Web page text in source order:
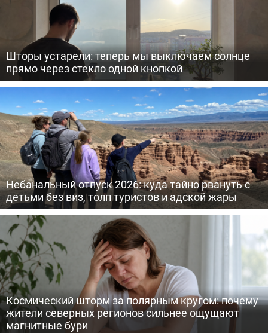
Шторы устарели: теперь мы выключаем солнце
прямо через стекло одной кнопкой
Небанальный отпуск 2026: куда тайно рвануть с
детьми без виз, толп туристов и адской жары
Космический шторм за полярным кругом: почему
жители северных регионов сильнее ощущают
магнитные бури